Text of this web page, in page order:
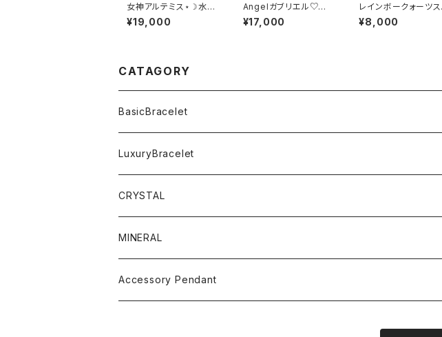
女神アルテミス⋆☽水晶
＆ブルームーンストーン
＆アイオライト
¥19,000
Angelガブリエル♡ピ
アス
¥17,000
レインボークォーツス
ィア
¥8,000
CATAGORY
BasicBracelet
LuxuryBracelet
CRYSTAL
MINERAL
Accessory Pendant